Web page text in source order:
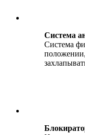
Система
Система
положении,